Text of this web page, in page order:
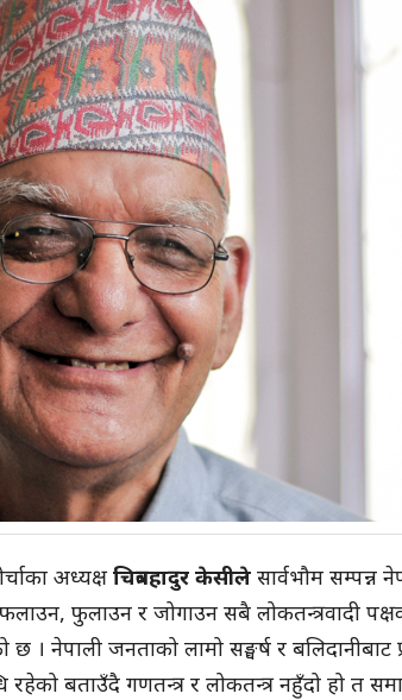
अध्यक्षचित्रबहादुर केसीले सार्वभौम सम्पन्न
फुलाउन र जोगाउन सबै लोकतन्त्रवादी
। नेपाली जनताको लामो सङ्घर्ष र बलिदानीबाट
रहेको बताउँदै गणतन्त्र र लोकतन्त्र नहुँदो हो त